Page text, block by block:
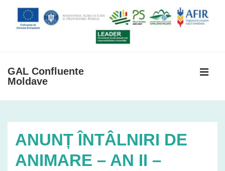
GAL Confluente
Moldave
primară
ANUNȚ ÎNTÂLNIRI DE
ANIMARE – AN II –